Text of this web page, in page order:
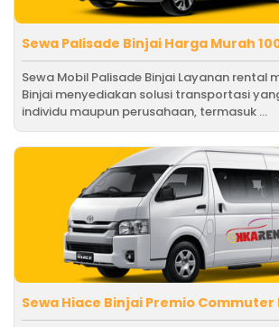
Sewa Palisade Binjai Harga Murah
Sewa Mobil Palisade Binjai Layanan rental
Binjai menyediakan solusi transportasi
individu maupun perusahaan, termasuk ...
Sewa Hiace Binjai Premio Commuter